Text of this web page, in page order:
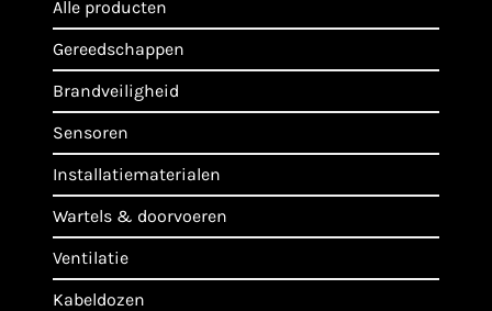
alle producten
gereedschappen
brandveiligheid
sensoren
installatiematerialen
wartels & doorvoeren
ventilatie
kabeldozen